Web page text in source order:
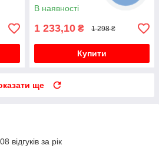
В наявності
1 233,10 ₴ 1 298 ₴
Купити
ще
відгуків за рік